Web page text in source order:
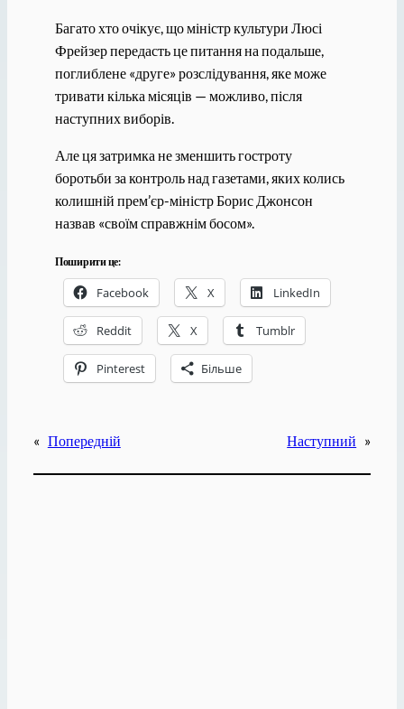
Багато хто очікує, що міністр культури Люсі
Фрейзер передасть це питання на подальше,
поглиблене «друге» розслідування, яке може
тривати кілька місяців — можливо, після
наступних виборів.
Але ця затримка не зменшить гостроту
боротьби за контроль над газетами, яких колись
колишній прем’єр-міністр Борис Джонсон
назвав «своїм справжнім босом».
Поширити це:
Facebook X LinkedIn
Reddit X Tumblr
Pinterest Більше
« Попередній Наступний »